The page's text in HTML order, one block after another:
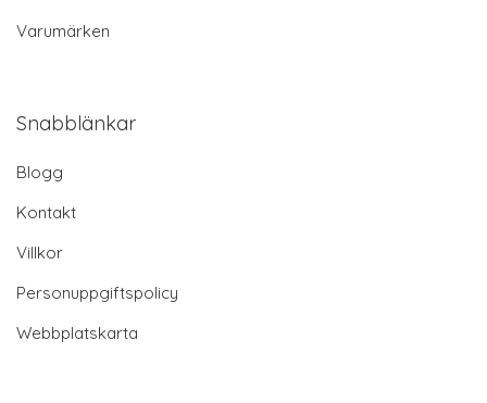
Varumärken
Snabblänkar
Blogg
Kontakt
Villkor
Personuppgiftspolicy
Webbplatskarta